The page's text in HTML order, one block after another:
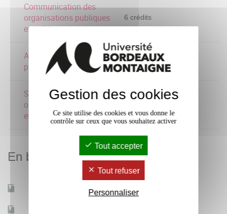
Communication des
organisations publiques
et politiques
6 crédits
Analyse du discours
public et politique
6 crédits
Sociologie des
organisations publiques
et politiques
En bref
Oui
Gestion des cookies
Ce site utilise des cookies et vous donne le
contrôle sur ceux que vous souhaitez activer
Tout accepter
Tout refuser
Personnaliser